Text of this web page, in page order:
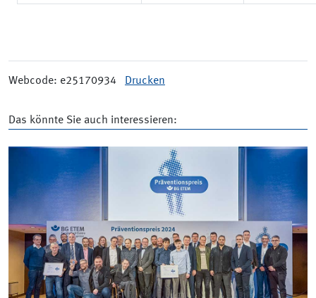
Webcode: e25170934 Drucken
Das könnte Sie auch interessieren: